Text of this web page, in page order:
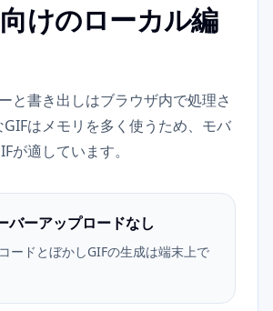
けのローカル編
と書き出しはブラウザ内で処理さ
はメモリを多く使うため、モバ
が適しています。
バーアップロードなし
ードとぼかしGIFの生成は端末上で